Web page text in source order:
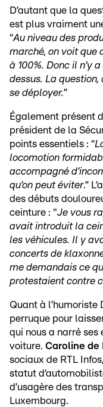
D’autant que la
est plus vraiment
“Au niveau des
marché, on voit que
à 100%. Donc il n’y
dessus. La
se déployer.”
Également présent
président de la
points essentiels : “
locomotion
accompagné
qu’on peut éviter.”
des débuts
ceinture : "Je vous
avait introduit la
les véhicules. Il y
concerts de
me demandais ce
protestaient contre
Quant à l’humoriste
perruque pour
qui nous a narré ses
voiture. Caroline de
sociaux de RTL
statut
d’usagère des
Luxembourg.